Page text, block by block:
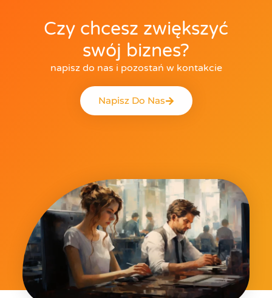
Czy chcesz zwiększyć
swój biznes?
napisz do nas i pozostań w kontakcie
Napisz Do Nas